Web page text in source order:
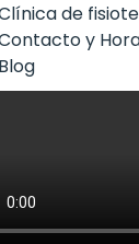
de
y
Blog